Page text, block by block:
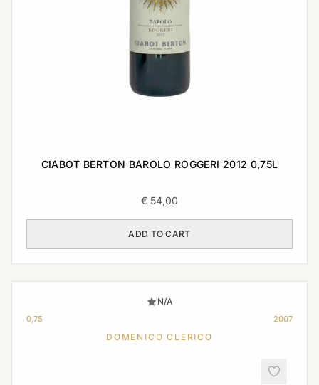
CIABOT BERTON BAROLO ROGGERI 2012 0,75L
€ 54,00
ADD TO CART
N/A
0,75 2007
DOMENICO CLERICO